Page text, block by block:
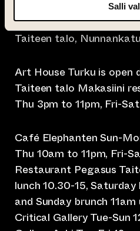
Salli
info@taiteentalo.fi
Taiteen talo,
Art House Turku is open
Taiteen talo Makasiini
Thu 3pm to 11pm, Fri-
Café Elephanten Sun-
Thu 10am to 11pm, Fri-
Restaurant Pegasus
lunch 10.30-15,
and Sunday brunch
Critical Gallery Tue-Sun